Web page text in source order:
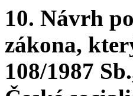
10. Návrh
zákona,
108/1987